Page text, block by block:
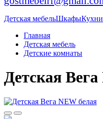
Детская мебельШкафыКухни
Главная
Детская мебель
Детские комнаты
Детская